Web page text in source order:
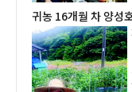
귀농 16개월 차 양성